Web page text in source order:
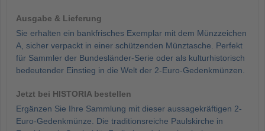
Ausgabe & Lieferung
Sie erhalten ein bankfrisches Exemplar mit dem Münzzeichen
A, sicher verpackt in einer schützenden Münztasche. Perfekt
für Sammler der Bundesländer-Serie oder als kulturhistorisch
bedeutender Einstieg in die Welt der 2-Euro-Gedenkmünzen.
Jetzt bei HISTORIA bestellen
Ergänzen Sie Ihre Sammlung mit dieser aussagekräftigen 2-
Euro-Gedenkmünze. Die traditionsreiche Paulskirche in